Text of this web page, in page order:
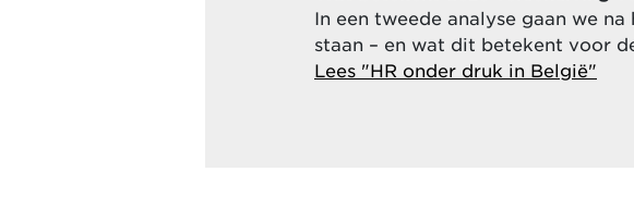
In een tweede analyse gaan we
staan – en wat dit betekent voor
Lees "HR onder druk in België"